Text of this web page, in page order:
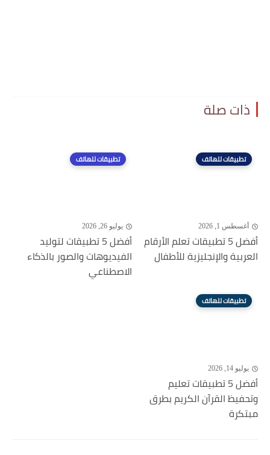
ذات صلة
تطبيقات للهاتف
أغسطس 1, 2026
أفضل 5 تطبيقات تعلم الأرقام
العربية والإنجليزية للأطفال
تطبيقات للهاتف
يوليو 26, 2026
أفضل 5 تطبيقات لتوليد
الفيديوهات والصور بالذكاء
الاصطناعي
تطبيقات للهاتف
يوليو 14, 2026
أفضل 5 تطبيقات تعليم
وتحفيظ القرآن الكريم بطرق
مبتكرة